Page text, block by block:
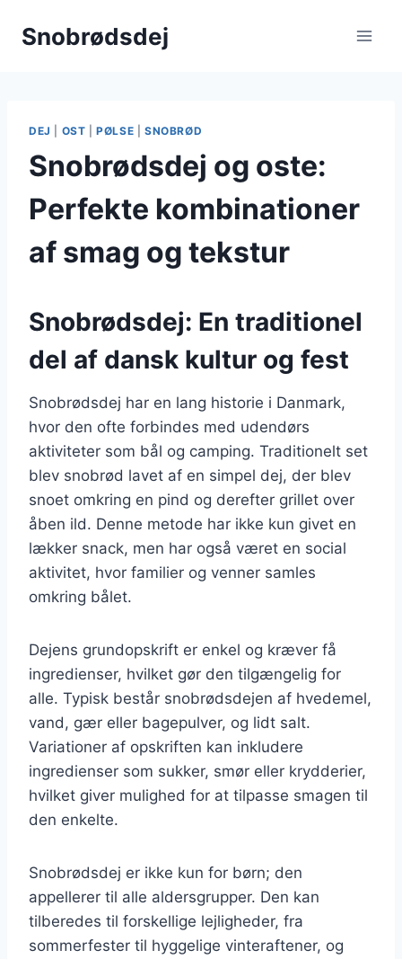
Snobrødsdej
DEJ OST |PØLSE SNOBRØD
Snobrødsdej og oste:
Perfekte kombinationer
af smag og tekstur
Snobrødsdej: En traditionel
del af dansk kultur og fest
Snobrødsdej har en lang historie i Danmark,
hvor den ofte forbindes med udendørs
aktiviteter som bål og camping. Traditionelt set
blev snobrød lavet af en simpel dej, der blev
snoet omkring en pind og derefter grillet over
åben ild. Denne metode har ikke kun givet en
lækker snack, men har også været en social
aktivitet, hvor familier og venner samles
omkring bålet.
Dejens grundopskrift er enkel og kræver få
ingredienser, hvilket gør den tilgængelig for
alle. Typisk består snobrødsdejen af hvedemel,
vand, gær eller bagepulver, og lidt salt.
Variationer af opskriften kan inkludere
ingredienser som sukker, smør eller krydderier,
hvilket giver mulighed for at tilpasse smagen til
den enkelte.
Snobrødsdej er ikke kun for børn; den
appellerer til alle aldersgrupper. Den kan
tilberedes til forskellige lejligheder, fra
sommerfester til hyggelige vinteraftener, og